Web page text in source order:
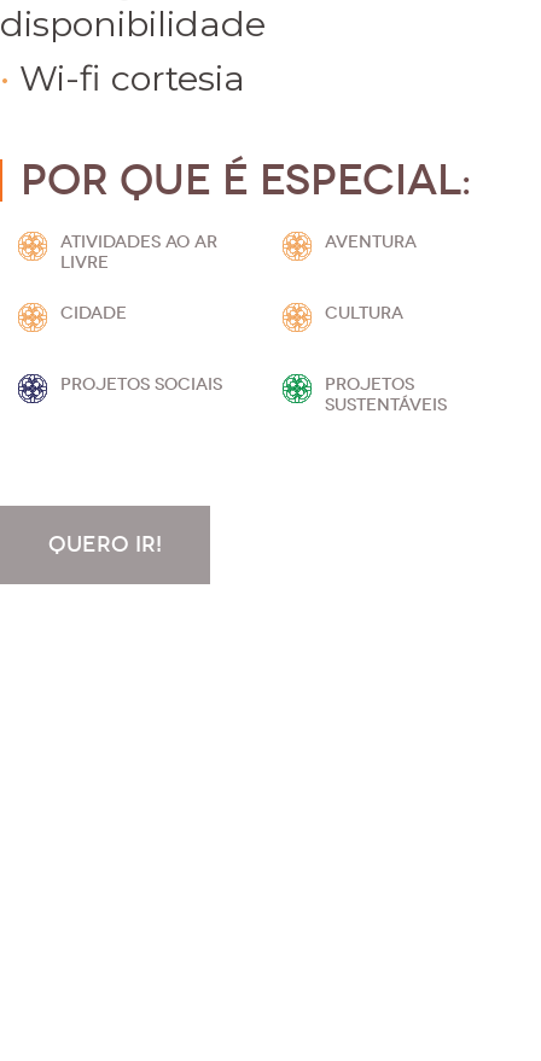
disponibilidade
Wi-fi cortesia
Por que é especial:
ATIVIDADES AO AR
LIVRE
AVENTURA
CIDADE CULTURA
PROJETOS SOCIAIS
PROJETOS
SUSTENTÁVEIS
QUERO IR!